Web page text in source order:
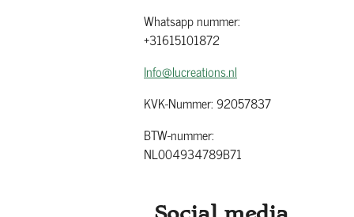
Whatsapp nummer:
+31615101872
Info@lucreations.nl
KVK-Nummer: 92057837
BTW-nummer:
NL004934789B71